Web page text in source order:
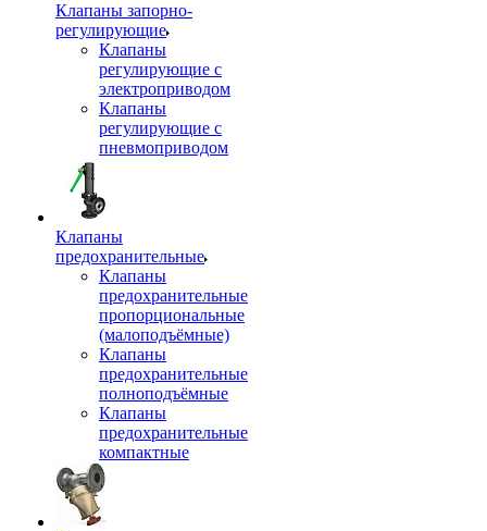
Клапаны запорно-
регулирующие
Клапаны
регулирующие с
электроприводом
Клапаны
регулирующие с
пневмоприводом
Клапаны
предохранительные
Клапаны
предохранительные
пропорциональные
(малоподъёмные)
Клапаны
предохранительные
полноподъёмные
Клапаны
предохранительные
компактные